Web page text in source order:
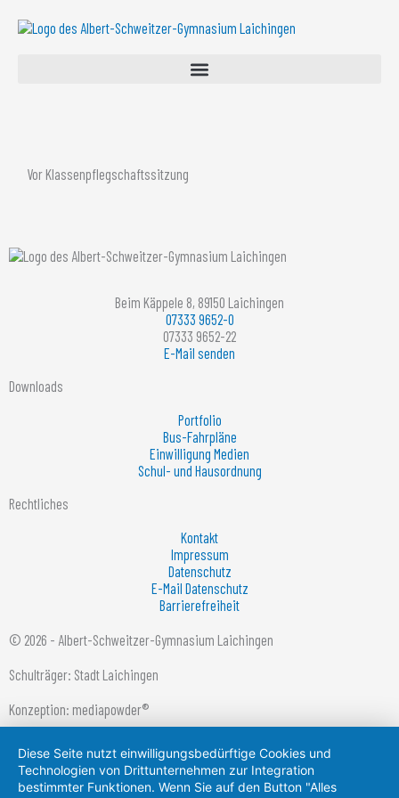
Inhalt
Vor Klassenpflegschaftssitzung
Beim Käppele 8, 89150 Laichingen
07333 9652-0
07333 9652-22
E-Mail senden
Downloads
Portfolio
Bus-Fahrpläne
Einwilligung Medien
Schul- und Hausordnung
Rechtliches
Kontakt
Impressum
Datenschutz
E-Mail Datenschutz
Barrierefreiheit
© 2026 - Albert-Schweitzer-Gymnasium Laichingen
Schulträger: Stadt Laichingen
Konzeption: mediapowder®
Diese Seite nutzt einwilligungsbedürftige Cookies und
Technologien von Drittunternehmen zur Integration
bestimmter Funktionen. Wenn Sie auf den Button "Alles